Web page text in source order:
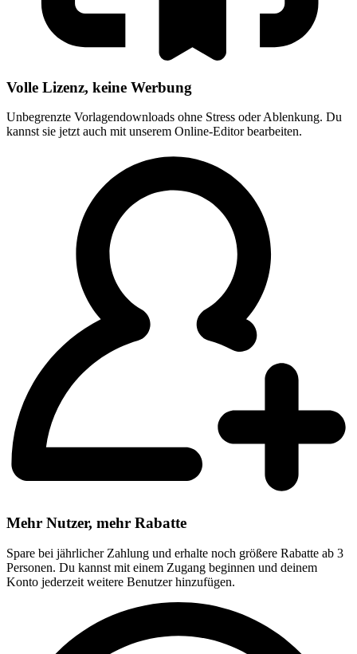
Volle Lizenz, keine Werbung
Unbegrenzte Vorlagendownloads ohne Stress oder Ablenkung. Du
kannst sie jetzt auch mit unserem Online-Editor bearbeiten.
Mehr Nutzer, mehr Rabatte
Spare bei jährlicher Zahlung und erhalte noch größere Rabatte ab 3
Personen. Du kannst mit einem Zugang beginnen und deinem
Konto jederzeit weitere Benutzer hinzufügen.